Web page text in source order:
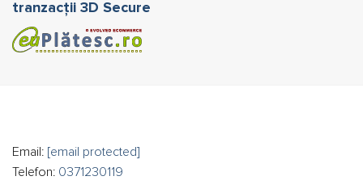
tranzacții 3D Secure
Email: [email protected]
Telefon: 0371230119